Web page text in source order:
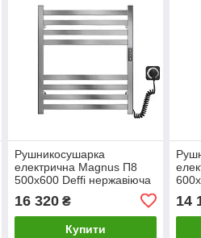
Рушникосушарка
електрична Magnus П8
500х600 Deffi нержавіюча
сталь (Сатин, JD04, Праве
підключення)
16 320₴
Купити
14